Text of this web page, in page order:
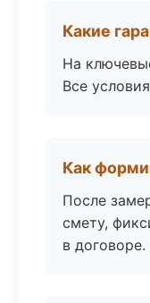
Какие
На
Все
Как
После
смету,
в договоре.